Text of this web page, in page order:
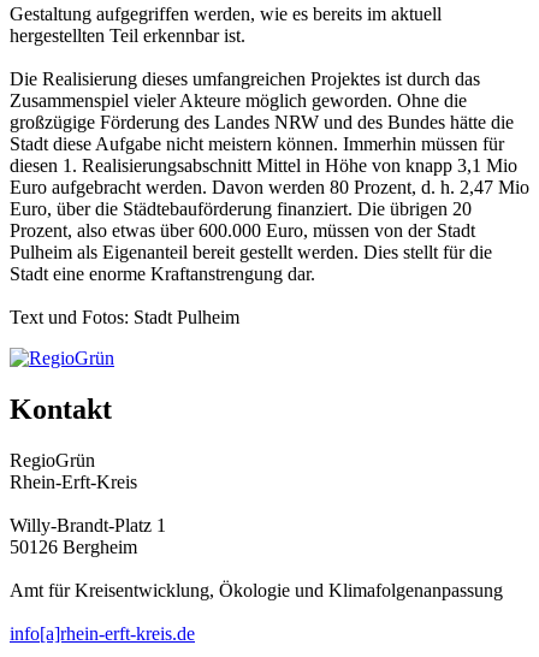
Gestaltung aufgegriffen werden, wie es bereits im aktuell
hergestellten Teil erkennbar ist.
Die Realisierung dieses umfangreichen Projektes ist durch das
Zusammenspiel vieler Akteure möglich geworden. Ohne die
großzügige Förderung des Landes NRW und des Bundes hätte die
Stadt diese Aufgabe nicht meistern können. Immerhin müssen für
diesen 1. Realisierungsabschnitt Mittel in Höhe von knapp 3,1 Mio
Euro aufgebracht werden. Davon werden 80 Prozent, d. h. 2,47 Mio
Euro, über die Städtebauförderung finanziert. Die übrigen 20
Prozent, also etwas über 600.000 Euro, müssen von der Stadt
Pulheim als Eigenanteil bereit gestellt werden. Dies stellt für die
Stadt eine enorme Kraftanstrengung dar.
Text und Fotos: Stadt Pulheim
Kontakt
RegioGrün
Rhein-Erft-Kreis
Willy-Brandt-Platz 1
50126 Bergheim
Amt für Kreisentwicklung, Ökologie und Klimafolgenanpassung
info[a]rhein-erft-kreis.de